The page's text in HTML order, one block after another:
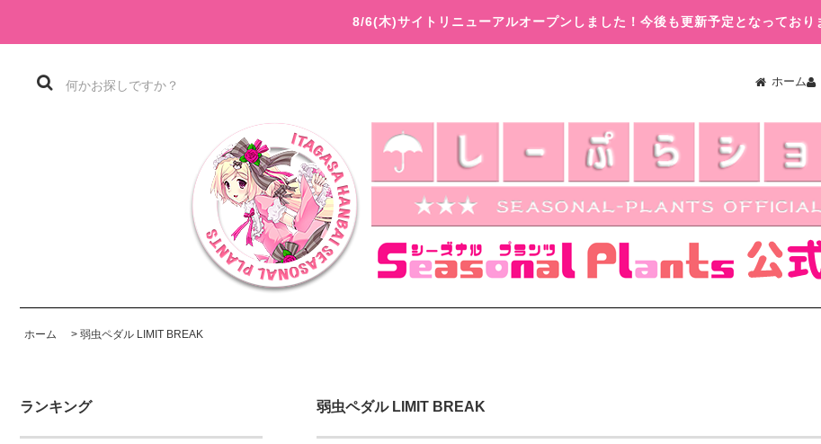
8/6(木)サイトリニューアルオープンしました！今後も更新予定となっており
ホーム
ホーム > 弱虫ペダル LIMIT BREAK
ランキング 弱虫ペダル LIMIT BREAK